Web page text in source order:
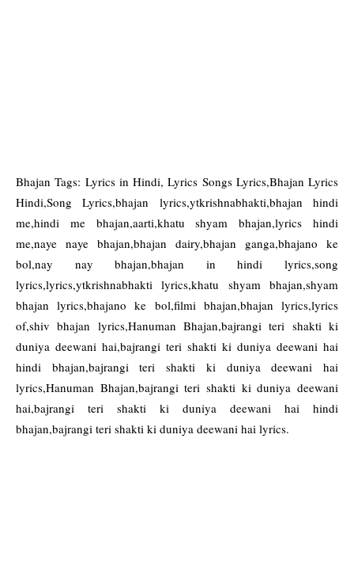
Bhajan Tags: Lyrics in Hindi, Lyrics Songs Lyrics,Bhajan Lyrics
Hindi,Song Lyrics,bhajan lyrics,ytkrishnabhakti,bhajan hindi
me,hindi me bhajan,aarti,khatu shyam bhajan,lyrics hindi
me,naye naye bhajan,bhajan dairy,bhajan ganga,bhajano ke
bol,nay nay bhajan,bhajan in hindi lyrics,song
lyrics,lyrics,ytkrishnabhakti lyrics,khatu shyam bhajan,shyam
bhajan lyrics,bhajano ke bol,filmi bhajan,bhajan lyrics,lyrics
of,shiv bhajan lyrics,Hanuman Bhajan,bajrangi teri shakti ki
duniya deewani hai,bajrangi teri shakti ki duniya deewani hai
hindi bhajan,bajrangi teri shakti ki duniya deewani hai
lyrics,Hanuman Bhajan,bajrangi teri shakti ki duniya deewani
hai,bajrangi teri shakti ki duniya deewani hai hindi
bhajan,bajrangi teri shakti ki duniya deewani hai lyrics.